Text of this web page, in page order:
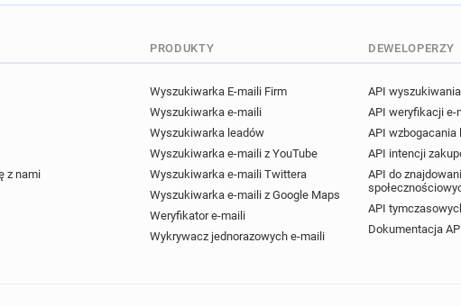
z nami
PRODUKTY
Wyszukiwarka E-maili Firm
Wyszukiwarka e-maili
Wyszukiwarka leadów
Wyszukiwarka e-maili z YouTube
Wyszukiwarka e-maili Twittera
Wyszukiwarka e-maili z Google Maps
Weryfikator e-maili
Wykrywacz jednorazowych e-maili
DEWELOPERZY
API
API weryfikacji e-
API wzbogacania
API intencji
API do
API
Dokumentacja